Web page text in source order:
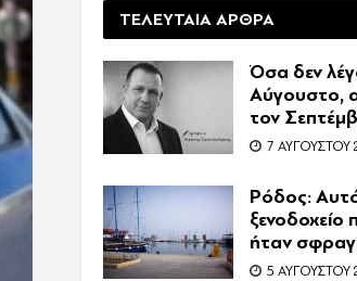
ΤΕΛΕΥΤΑΙΑ ΑΡΘΡΑ
Όσα δεν
Αύγουστο,
τον
7 ΑΥΓΟΎΣΤΟΥ
Ρόδος: Αυτό
ξενοδοχείο
ήταν
5 ΑΥΓΟΎΣΤΟΥ